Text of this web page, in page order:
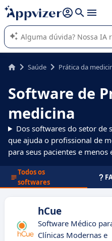
de nossa IA (várias linhas com
A IA do Appvizer o orienta no
SaaS para sua empresa.
Saúde Prática da
Software de
medicina
Dos softwares do setor de
que ajuda o profissional de
para seus pacientes e
Todos os
softwares
hCue
Software Médico
Clínicas Modernas e